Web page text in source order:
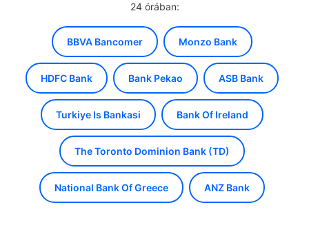
24 órában:
BBVA Bancomer Monzo Bank
HDFC Bank Bank Pekao ASB Bank
Turkiye Is Bankasi Bank Of Ireland
The Toronto Dominion Bank (TD)
National Bank Of Greece ANZ Bank